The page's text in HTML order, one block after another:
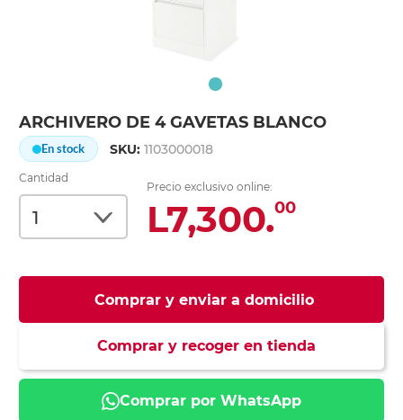
ARCHIVERO DE 4 GAVETAS BLANCO
En stock SKU:1103000018
Cantidad
Precio exclusivo online:
L7,300.00
Comprar y enviar a domicilio
Comprar y recoger en tienda
Comprar por WhatsApp